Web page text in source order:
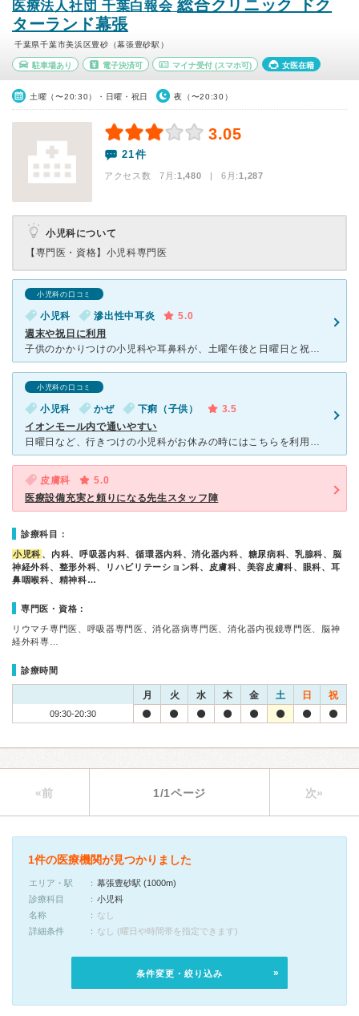
医療法人社団 千葉白報会総合クリニック ドク
ターランド幕張
千葉県千葉市美浜区豊砂（幕張豊砂駅）
駐車場あり 電子決済可 マイナ受付 (スマホ可) 女医在籍
土曜（〜20:30）・日曜・祝日 夜（〜20:30）
3.05
21件
アクセス数 7月:1,480 | 6月:1,287
小児科について
【専門医・資格】 小児科専門医
小児科の口コミ
小児科 滲出性中耳炎
5.0
週末や祝日に利用
子供のかかりつけの小児科や耳鼻科が、土曜午後と日曜日と祝日がお休みなのでその時はこちらにお世話になっています。同じ敷地に小児科や耳鼻科もあるので移動せず済むので助かります。車で片道30分くらいで行ける
小児科の口コミ
小児科 かぜ 下痢（子供）
3.5
イオンモール内で通いやすい
日曜日など、行きつけの小児科がお休みの時にはこちらを利用しています。 院内もキレイで買い物と通院が一度にできるのでとても良いですが、イオン薬局はいつも1時間ほど待ちますので、子供の症状が重いときは車
皮膚科
5.0
医療設備充実と頼りになる先生スタッフ陣
診療科目：
小児科 、内科、呼吸器内科、循環器内科、消化器内科、糖尿病科、乳腺科、脳
神経外科、整形外科、リハビリテーション科、皮膚科、美容皮膚科、眼科、耳
鼻咽喉科、精神科…
専門医・資格：
リウマチ専門医、呼吸器専門医、消化器病専門医、消化器内視鏡専門医、脳神
経外科専…
診療時間
月 火 水 木 金 土 日 祝
09:30-20:30
«前 1/1ページ 次»
1件の医療機関が見つかりました
エリア・駅
幕張豊砂駅 (1000m)
診療科目
小児科
名称
なし
詳細条件
なし (曜日や時間帯を指定できます)
条件変更・絞り込み